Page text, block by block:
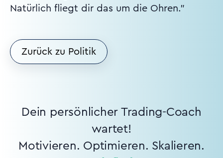
Natürlich fliegt dir das um die Ohren."
Zurück zu Politik
Dein persönlicher Trading-Coach
wartet!
Motivieren. Optimieren. Skalieren.